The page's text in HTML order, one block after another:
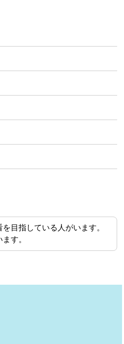
目指している人がいます。
す。